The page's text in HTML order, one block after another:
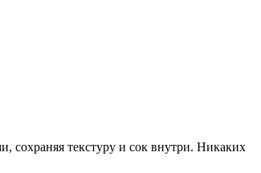
сохраняя текстуру и сок внутри. Никаких